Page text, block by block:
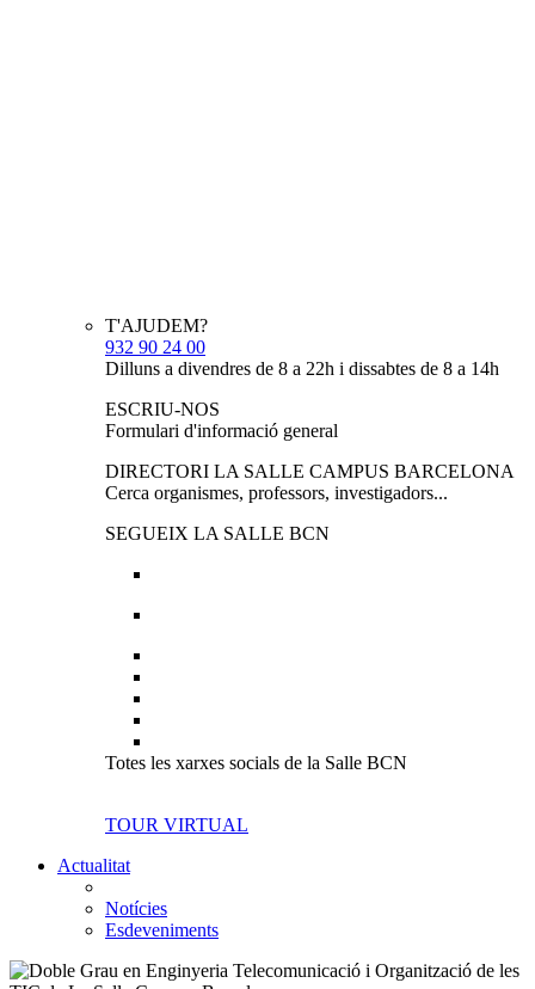
T'AJUDEM?
932 90 24 00
Dilluns a divendres de 8 a 22h i dissabtes de 8 a 14h
ESCRIU-NOS
Formulari d'informació general
DIRECTORI LA SALLE CAMPUS BARCELONA
Cerca organismes, professors, investigadors...
SEGUEIX LA SALLE BCN
Totes les xarxes socials de la Salle BCN
TOUR VIRTUAL
Actualitat
Notícies
Esdeveniments